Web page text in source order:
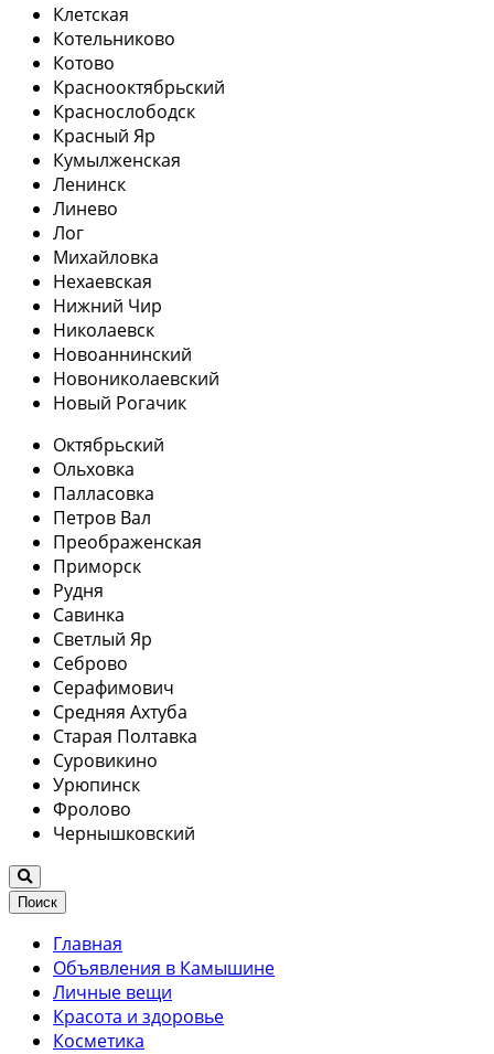
Клетская
Котельниково
Котово
Краснооктябрьский
Краснослободск
Красный Яр
Кумылженская
Ленинск
Линево
Лог
Михайловка
Нехаевская
Нижний Чир
Николаевск
Новоаннинский
Новониколаевский
Новый Рогачик
Октябрьский
Ольховка
Палласовка
Петров Вал
Преображенская
Приморск
Рудня
Савинка
Светлый Яр
Себрово
Серафимович
Средняя Ахтуба
Старая Полтавка
Суровикино
Урюпинск
Фролово
Чернышковский
Поиск
Главная
Объявления в Камышине
Личные вещи
Красота и здоровье
Косметика